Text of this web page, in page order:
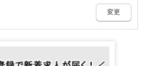
変更